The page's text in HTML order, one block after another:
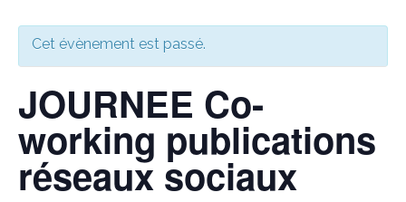
Cet évènement est passé.
JOURNEE Co-
working publications
réseaux sociaux